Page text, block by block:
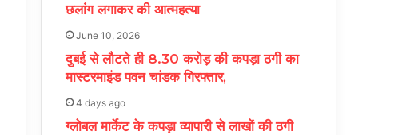
छलांग लगाकर की आत्महत्या
June 10, 2026
दुबई से लौटते ही 8.30 करोड़ की कपड़ा ठगी का
मास्टरमाइंड पवन चांडक गिरफ्तार,
4 days ago
ग्लोबल मार्केट के कपड़ा व्यापारी से लाखों की ठगी